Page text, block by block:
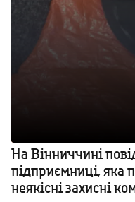
На Вінниччині
підприємниці, яка
неякісні захисні